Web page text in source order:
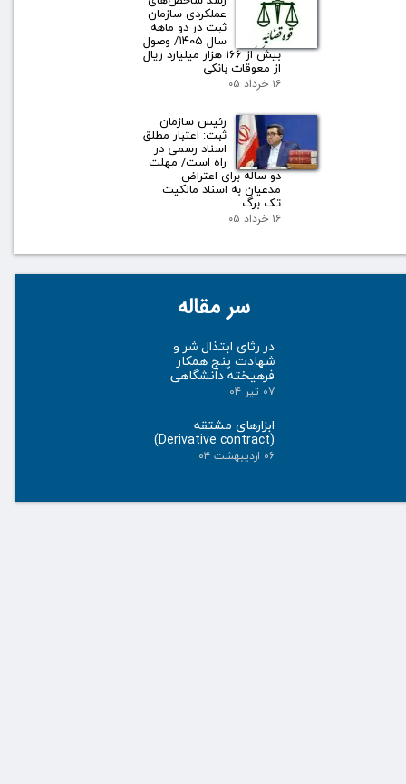
عملکردی سازمان
ثبت در دو ماهه
سال ۱۴۰۵/ وصول
بیش از ۱۶۶ هزار میلیارد ریال
از معوقات بانکی
۱۶ خرداد ۰۵
رئیس سازمان
ثبت: اعتبار مطلق
اسناد رسمی در
راه است/ مهلت
دو ساله برای اعتراض
مدعیان به اسناد مالکیت
تک برگ
۱۶ خرداد ۰۵
سر مقاله
در رثای ابتذال شر و
شهادت پنج همکار
فرهیخته دانشگاهی
۰۷ تیر ۰۴
ابزارهای مشتقه
(Derivative contract)
۰۶ اردیبهشت ۰۴